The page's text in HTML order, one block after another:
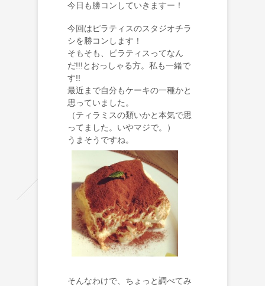
今日も勝コンしていきますー！
今回はピラティスのスタジオチラ
シを勝コンします！
そもそも、ピラティスってなん
だ!!!とおっしゃる方。私も一緒で
す!!
最近まで自分もケーキの一種かと
思っていました。
（ティラミスの類いかと本気で思
ってました。いやマジで。）
うまそうですね。
そんなわけで、ちょっと調べてみ